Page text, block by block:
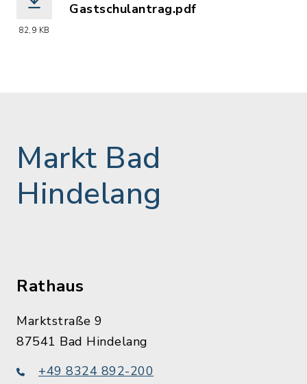
82,9 KB
Gastschulantrag.pdf
Markt Bad
Hindelang
Rathaus
Marktstraße 9
87541 Bad Hindelang
+49 8324 892-200